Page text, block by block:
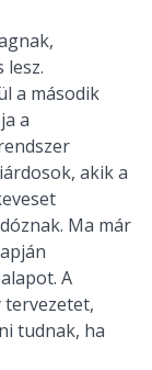
lesz.
a második
a
akik a
Ma már
A
tudnak, ha